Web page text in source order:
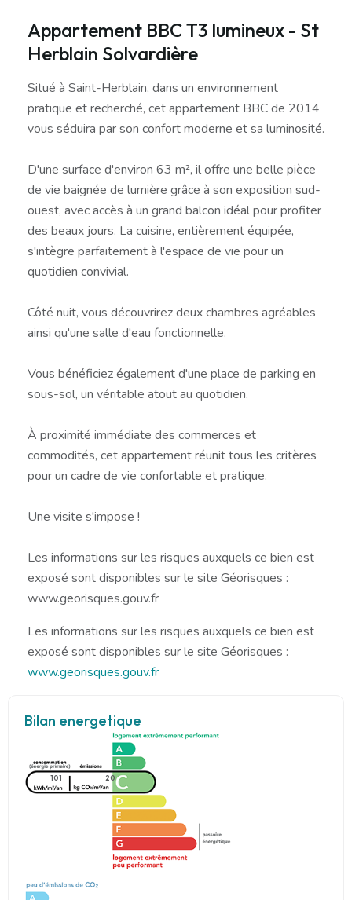
Appartement BBC T3 lumineux - St
Herblain Solvardière
Situé à Saint-Herblain, dans un environnement
pratique et recherché, cet appartement BBC de 2014
vous séduira par son confort moderne et sa luminosité.
D'une surface d'environ 63 m², il offre une belle pièce
de vie baignée de lumière grâce à son exposition sud-
ouest, avec accès à un grand balcon idéal pour profiter
des beaux jours. La cuisine, entièrement équipée,
s'intègre parfaitement à l'espace de vie pour un
quotidien convivial.
Côté nuit, vous découvrirez deux chambres agréables
ainsi qu'une salle d'eau fonctionnelle.
Vous bénéficiez également d'une place de parking en
sous-sol, un véritable atout au quotidien.
À proximité immédiate des commerces et
commodités, cet appartement réunit tous les critères
pour un cadre de vie confortable et pratique.
Une visite s'impose !
Les informations sur les risques auxquels ce bien est
exposé sont disponibles sur le site Géorisques :
www.georisques.gouv.fr
Les informations sur les risques auxquels ce bien est
exposé sont disponibles sur le site Géorisques :
www.georisques.gouv.fr
Bilan energetique
101 20